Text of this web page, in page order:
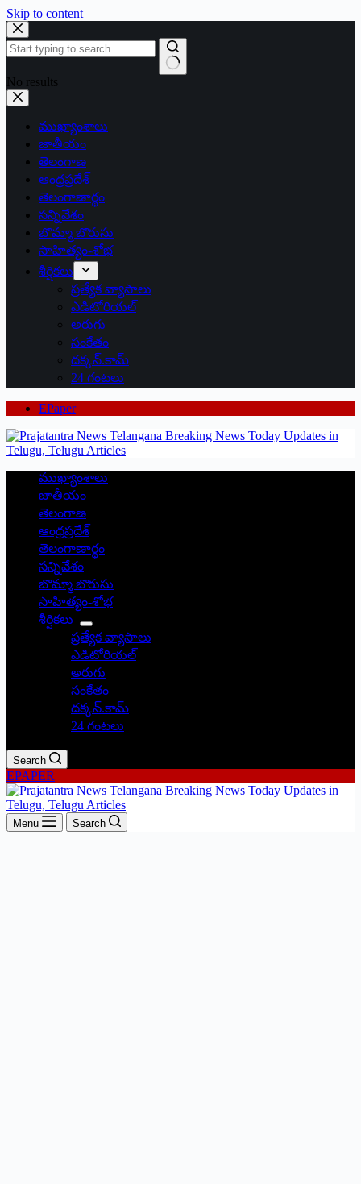
Skip to content
No results
ముఖ్యాంశాలు
జాతీయం
తెలంగాణ
ఆంధ్రప్రదేశ్
తెలంగాణార్థం
సన్నివేశం
బొమ్మా బొరుసు
సాహిత్యం-శోభ
శీర్షికలు
ప్రత్యేక వ్యాసాలు
ఎడిటోరియల్
అరుగు
సంకేతం
దక్కన్.కామ్
24 గంటలు
EPaper
ముఖ్యాంశాలు
జాతీయం
తెలంగాణ
ఆంధ్రప్రదేశ్
తెలంగాణార్థం
సన్నివేశం
బొమ్మా బొరుసు
సాహిత్యం-శోభ
శీర్షికలు
ప్రత్యేక వ్యాసాలు
ఎడిటోరియల్
అరుగు
సంకేతం
దక్కన్.కామ్
24 గంటలు
Search
EPAPER
Menu Search